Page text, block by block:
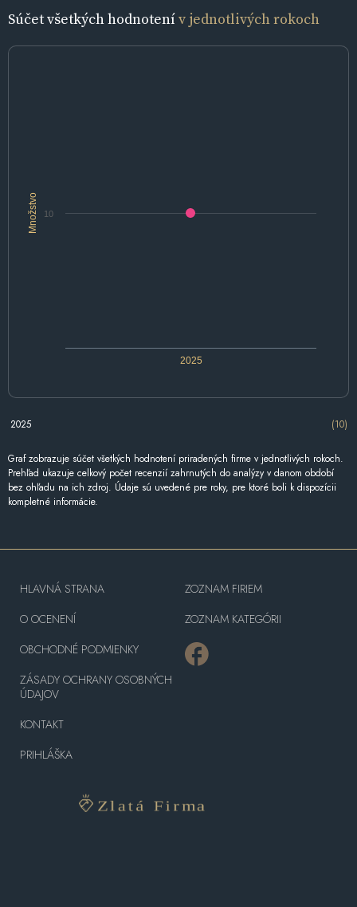
Súčet všetkých hodnotenív jednotlivých rokoch
Množstvo
2025
10
2025 (10)
Graf zobrazuje súčet všetkých hodnotení priradených firme v jednotlivých rokoch.
Prehľad ukazuje celkový počet recenzií zahrnutých do analýzy v danom období
bez ohľadu na ich zdroj. Údaje sú uvedené pre roky, pre ktoré boli k dispozícii
kompletné informácie.
HLAVNÁ STRANA
O OCENENÍ
OBCHODNÉ PODMIENKY
ZÁSADY OCHRANY OSOBNÝCH
ÚDAJOV
KONTAKT
PRIHLÁŠKA
ZOZNAM FIRIEM
ZOZNAM KATEGÓRII